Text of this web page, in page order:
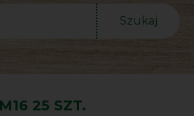
Szukaj
25 SZT.